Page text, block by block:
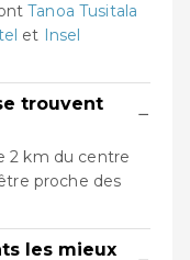
Tanoa Tusitala
et Insel
trouvent
−
2 km du centre
proche des
les mieux